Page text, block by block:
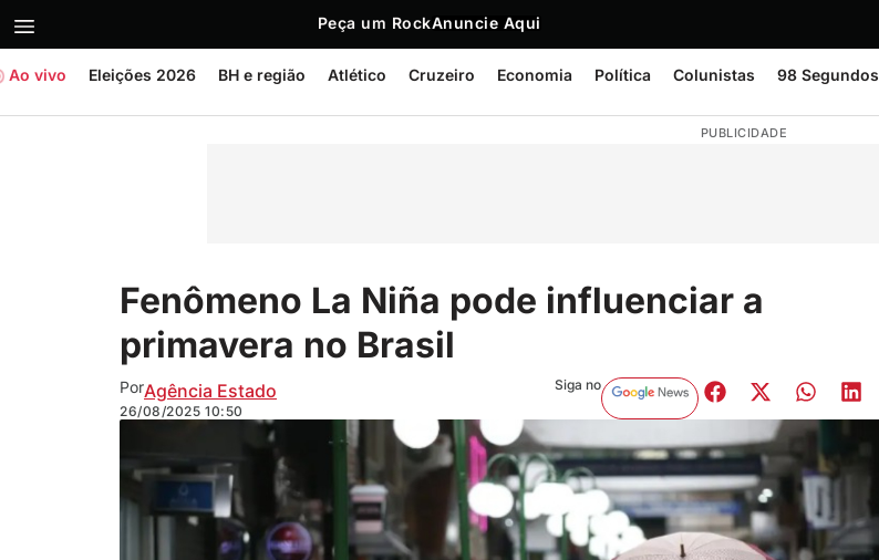
Peça um RockAnuncie Aqui
Ao vivo Eleições 2026 BH e região Atlético Cruzeiro Economia Política Colunistas 98 Segundos
PUBLICIDADE
Fenômeno La Niña pode influenciar a
primavera no Brasil
PorAgência Estado
26/08/2025 10:50
Siga no